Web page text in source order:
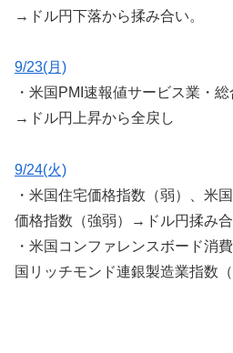
→ドル円下落から揉み合い。
9/23(月)
・米国PMI速報値サービス業・
→ドル円上昇から全戻し
9/24(火)
・米国住宅価格指数（弱）、米
価格指数（強弱）→ドル円揉み
・米国コンファレンスボード消
国リッチモンド連銀製造業指数